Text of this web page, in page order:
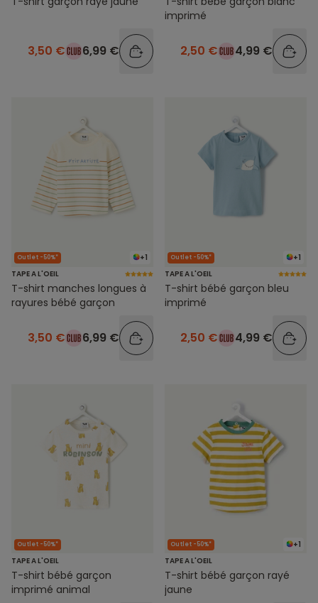
3,50 € 6,99 €
imprimé
2,50 € 4,99 €
+1
Outlet -50%*
TAPE A L'OEIL
T-shirt manches longues à
rayures bébé garçon
3,50 € 6,99 €
+1
Outlet -50%*
TAPE A L'OEIL
T-shirt bébé garçon bleu
imprimé
2,50 € 4,99 €
Outlet -50%*
TAPE A L'OEIL
T-shirt bébé garçon
imprimé animal
+1
Outlet -50%*
TAPE A L'OEIL
T-shirt bébé garçon rayé
jaune